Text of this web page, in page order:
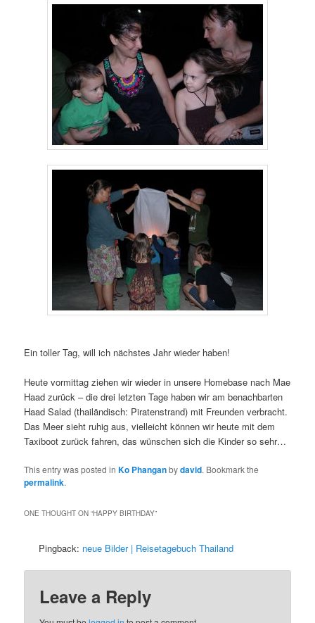
Ein toller Tag, will ich nächstes Jahr wieder haben!
Heute vormittag ziehen wir wieder in unsere Homebase nach Mae
Haad zurück – die drei letzten Tage haben wir am benachbarten
Haad Salad (thailändisch: Piratenstrand) mit Freunden verbracht.
Das Meer sieht ruhig aus, vielleicht können wir heute mit dem
Taxiboot zurück fahren, das wünschen sich die Kinder so sehr…
This entry was posted inKo Phanganbydavid. Bookmark the
permalink.
ONE THOUGHT ON “HAPPY BIRTHDAY”
Pingback: neue Bilder | Reisetagebuch Thailand
Leave a Reply